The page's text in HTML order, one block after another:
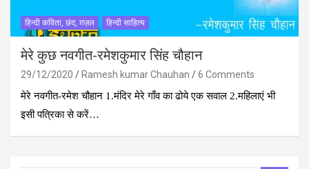
हिन्दी कविता, छंद, ग़ज़ल हिन्दी साहित्य
मेरे कुछ नवगीत-रमेशकुमार सिंह चौहान
29/12/2020 Ramesh kumar Chauhan
6 Comments
मेरे नवगीत-रमेश चौहान 1.मंदिर मेरे गाँव का ढोये एक सवाल 2.महिलाएं भी
इसी पत्रिका से करें…